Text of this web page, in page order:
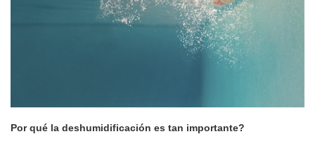
Por qué la deshumidificación es tan importante?